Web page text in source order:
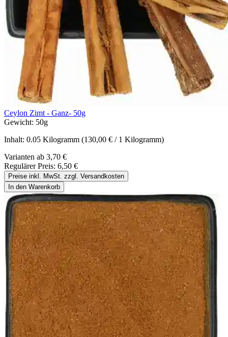
Ceylon Zimt - Ganz- 50g
Gewicht: 50g
Inhalt: 0.05 Kilogramm (130,00 € / 1 Kilogramm)
Varianten ab 3,70 €
Regulärer Preis: 6,50 €
Preise inkl. MwSt. zzgl. Versandkosten
In den Warenkorb